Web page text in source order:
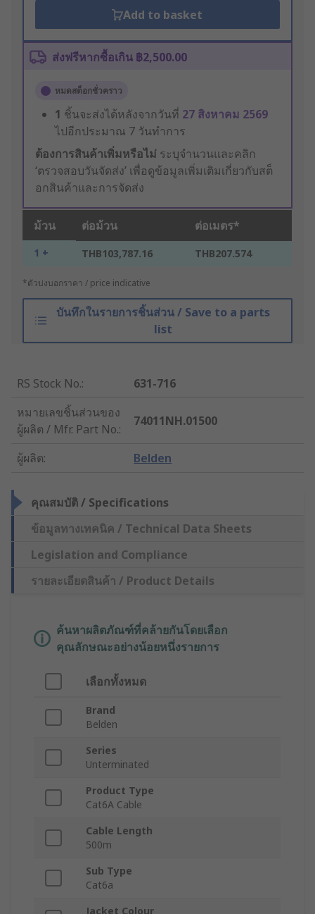
Add to basket
ส่งฟรีหากซื้อเกิน ฿2,500.00
หมดสต็อกชั่วคราว
1 ชิ้นจะส่งได้หลังจากวันที่ 27 สิงหาคม 2569
ไปอีกประมาณ 7 วันทำการ
ต้องการสินค้าเพิ่มหรือไม่ ระบุจำนวนและคลิก
‘ตรวจสอบวันจัดส่ง’ เพื่อดูข้อมูลเพิ่มเติมเกี่ยวกับสต็
อกสินค้าและการจัดส่ง
ม้วน ต่อม้วน ต่อเมตร*
1 + THB103,787.16 THB207.574
*ตัวบ่งบอกราคา / price indicative
บันทึกในรายการชิ้นส่วน / Save to a parts
list
RS Stock No.:
631-716
หมายเลขชิ้นส่วนของ
ผู้ผลิต / Mfr. Part No.:
74011NH.01500
ผู้ผลิต: Belden
คุณสมบัติ / Specifications
ข้อมูลทางเทคนิค / Technical Data Sheets
Legislation and Compliance
รายละเอียดสินค้า / Product Details
ค้นหาผลิตภัณฑ์ที่คล้ายกันโดยเลือก
คุณลักษณะอย่างน้อยหนึ่งรายการ
เลือกทั้งหมด
Brand
Belden
Series
Unterminated
Product Type
Cat6A Cable
Cable Length
500m
Sub Type
Cat6a
Jacket Colour